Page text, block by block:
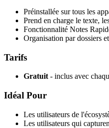
Préinstallée sur tous les
Prend en charge le texte,
Fonctionnalité Notes
Organisation par dossiers
Tarifs
Gratuit - inclus avec
Idéal Pour
Les utilisateurs de
Les utilisateurs qui